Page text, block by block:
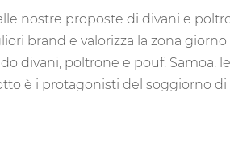
nostre proposte di divani e
brand e valorizza la zona
divani, poltrone e pouf. Samoa,
è i protagonisti del soggiorno